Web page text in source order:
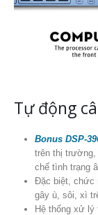
Tự động
Bonus DSP-
trên thị trường,
chế tình trạng
Đặc biệt, chức
gây ù, sôi, xì
Hệ thống xử lý